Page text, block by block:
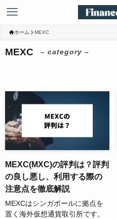
ホーム MEXC
MEXC – category –
MEXC(MXC)の評判は？評判
の良し悪し、利用する際の
注意点を徹底解説
MEXCはシンガポールに拠点を
置く海外仮想通貨取引所です。